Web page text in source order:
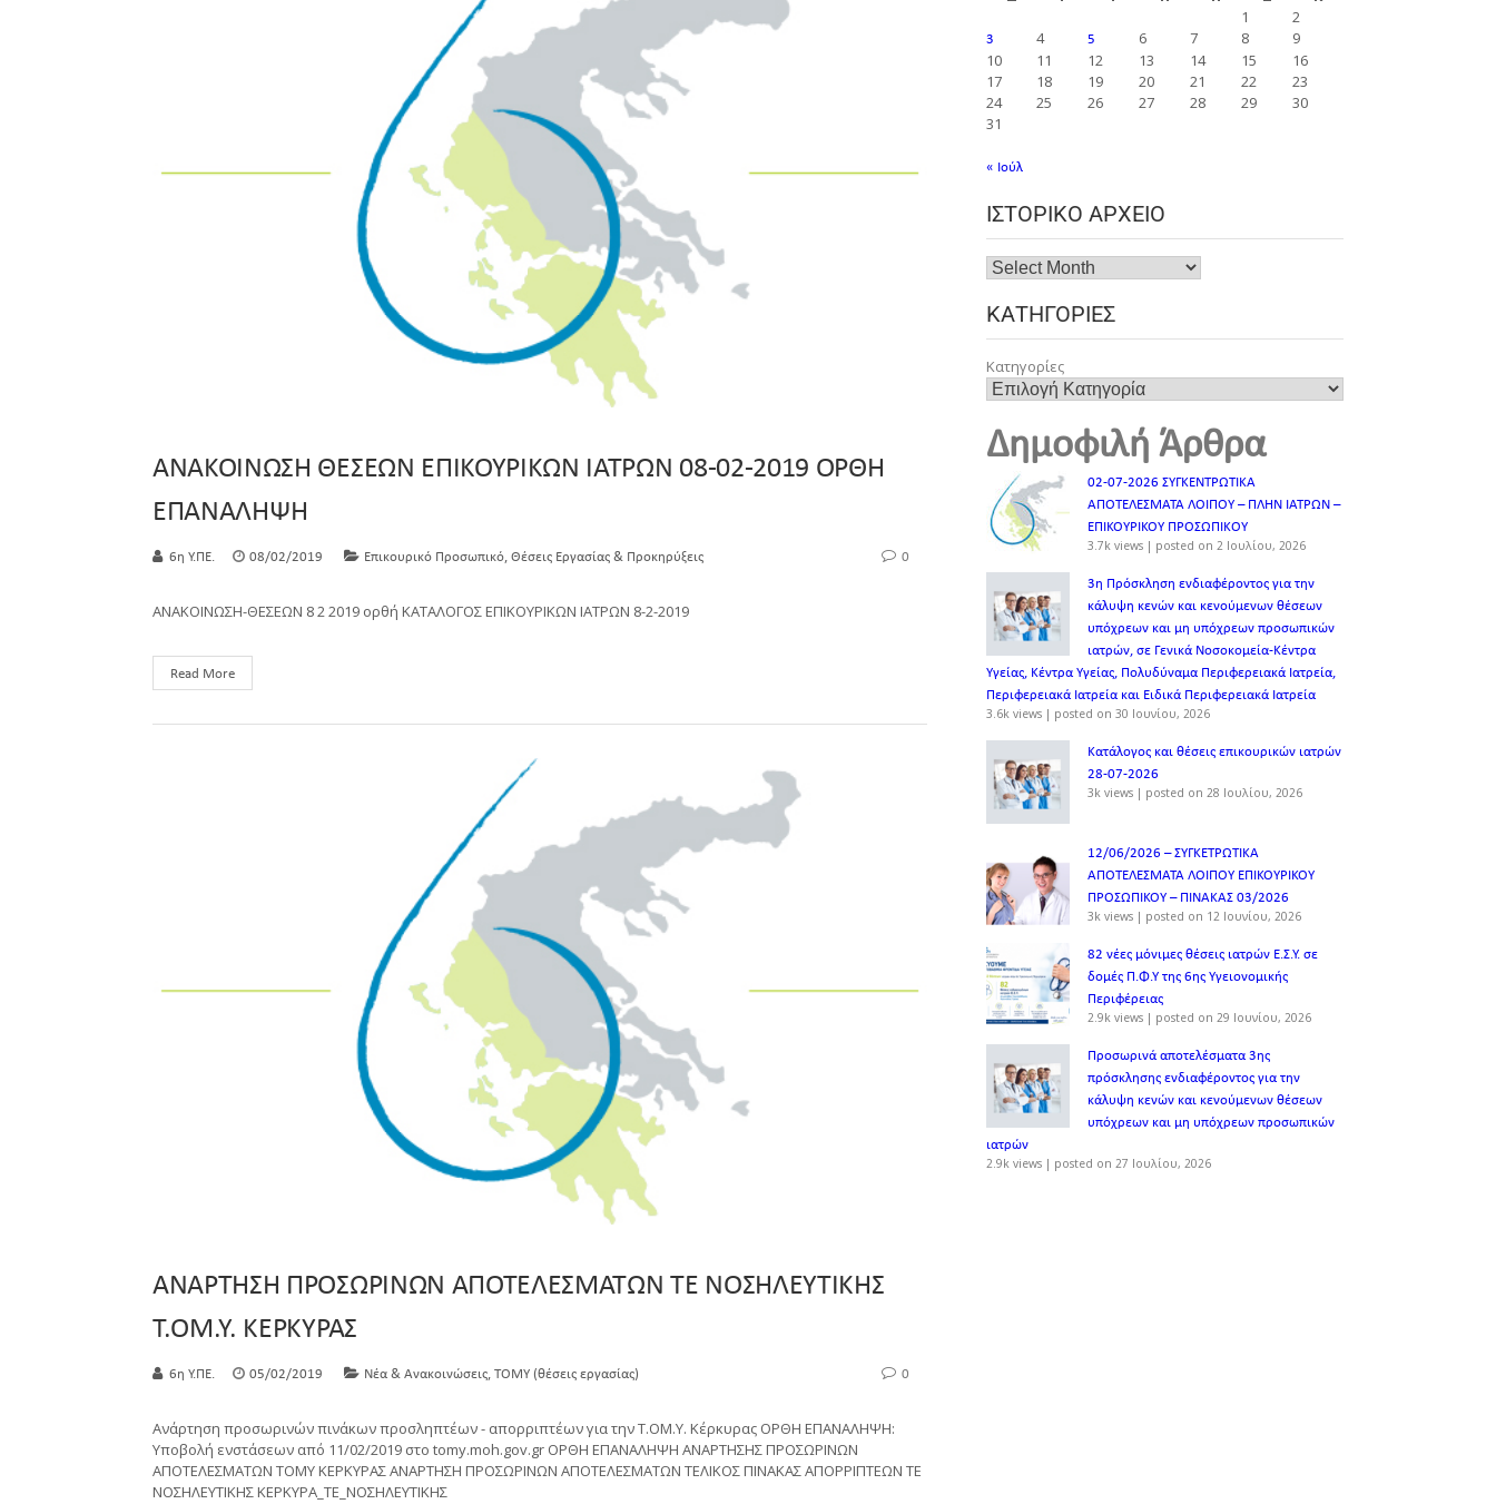
ΑΝΑΚΟΙΝΩΣΗ ΘΕΣΕΩΝ ΕΠΙΚΟΥΡΙΚΩΝ ΙΑΤΡΩΝ 08-02-2019 ΟΡΘΗ
ΕΠΑΝΑΛΗΨΗ
6η Υ.ΠΕ. 08/02/2019 Επικουρικό Προσωπικό, Θέσεις Εργασίας & Προκηρύξεις 0
ΑΝΑΚΟΙΝΩΣΗ-ΘΕΣΕΩΝ 8 2 2019 ορθή ΚΑΤΑΛΟΓΟΣ ΕΠΙΚΟΥΡΙΚΩΝ ΙΑΤΡΩΝ 8-2-2019
Read More
ΑΝΑΡΤΗΣΗ ΠΡΟΣΩΡΙΝΩΝ ΑΠΟΤΕΛΕΣΜΑΤΩΝ ΤΕ ΝΟΣΗΛΕΥΤΙΚΗΣ
Τ.ΟΜ.Υ. ΚΕΡΚΥΡΑΣ
6η Υ.ΠΕ. 05/02/2019 Νέα & Ανακοινώσεις, ΤΟΜΥ (θέσεις εργασίας) 0
Ανάρτηση προσωρινών πινάκων προσληπτέων - απορριπτέων για την Τ.ΟΜ.Υ. Κέρκυρας ΟΡΘΗ ΕΠΑΝΑΛΗΨΗ:
Υποβολή ενστάσεων από 11/02/2019 στο tomy.moh.gov.gr ΟΡΘΗ ΕΠΑΝΑΛΗΨΗ ΑΝΑΡΤΗΣΗΣ ΠΡΟΣΩΡΙΝΩΝ
ΑΠΟΤΕΛΕΣΜΑΤΩΝ ΤΟΜΥ ΚΕΡΚΥΡΑΣ ΑΝΑΡΤΗΣΗ ΠΡΟΣΩΡΙΝΩΝ ΑΠΟΤΕΛΕΣΜΑΤΩΝ ΤΕΛΙΚΟΣ ΠΙΝΑΚΑΣ ΑΠΟΡΡΙΠΤΕΩΝ ΤΕ
ΝΟΣΗΛΕΥΤΙΚΗΣ ΚΕΡΚΥΡΑ_ΤΕ_ΝΟΣΗΛΕΥΤΙΚΗΣ
1
2
3 4 5 6 7 8
9
10
11 12 13 14 15
16
17
18 19 20 21 22
23
24
25 26 27 28 29
30
31
« Ιούλ
ΙΣΤΟΡΙΚΌ ΑΡΧΕΊΟ
ΚΑΤΗΓΟΡΊΕΣ
Κατηγορίες
Δημοφιλή Άρθρα
02-07-2026 ΣΥΓΚΕΝΤΡΩΤΙΚΑ
ΑΠΟΤΕΛΕΣΜΑΤΑ ΛΟΙΠΟΥ – ΠΛΗΝ ΙΑΤΡΩΝ –
ΕΠΙΚΟΥΡΙΚΟΥ ΠΡΟΣΩΠΙΚOY
3.7k views | posted on 2 Ιουλίου, 2026
3η Πρόσκληση ενδιαφέροντος για την
κάλυψη κενών και κενούμενων θέσεων
υπόχρεων και μη υπόχρεων προσωπικών
ιατρών, σε Γενικά Νοσοκομεία-Κέντρα
Υγείας, Κέντρα Υγείας, Πολυδύναμα Περιφερειακά Ιατρεία,
Περιφερειακά Ιατρεία και Ειδικά Περιφερειακά Ιατρεία
3.6k views | posted on 30 Ιουνίου, 2026
Κατάλογος και θέσεις επικουρικών ιατρών
28-07-2026
3k views | posted on 28 Ιουλίου, 2026
12/06/2026 – ΣΥΓΚΕΤΡΩΤΙΚΑ
ΑΠΟΤΕΛΕΣΜΑΤΑ ΛΟΙΠΟΥ ΕΠΙΚΟΥΡΙΚΟΥ
ΠΡΟΣΩΠΙΚΟΥ – ΠΙΝΑΚΑΣ 03/2026
3k views | posted on 12 Ιουνίου, 2026
82 νέες μόνιμες θέσεις ιατρών Ε.Σ.Υ. σε
δομές Π.Φ.Υ της 6ης Υγειονομικής
Περιφέρειας
2.9k views | posted on 29 Ιουνίου, 2026
Προσωρινά αποτελέσματα 3ης
πρόσκλησης ενδιαφέροντος για την
κάλυψη κενών και κενούμενων θέσεων
υπόχρεων και μη υπόχρεων προσωπικών
ιατρών
2.9k views | posted on 27 Ιουλίου, 2026